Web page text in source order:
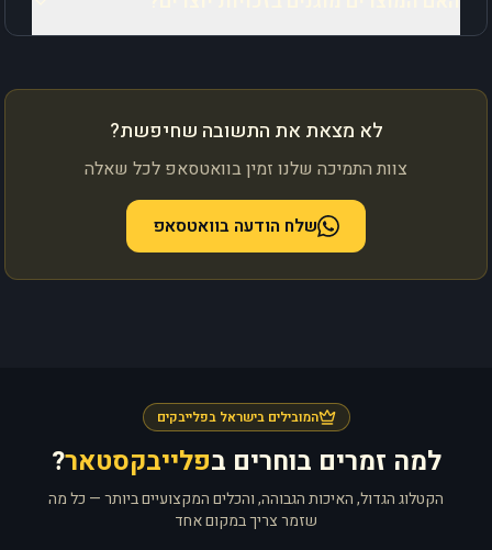
לא מצאת את התשובה שחיפשת?
צוות התמיכה שלנו זמין בוואטסאפ לכל שאלה
שלח הודעה בוואטסאפ
המובילים בישראל בפלייבקים
למה זמרים בוחרים בפלייבקסטאר?
הקטלוג הגדול, האיכות הגבוהה, והכלים המקצועיים ביותר — כל מה
שזמר צריך במקום אחד